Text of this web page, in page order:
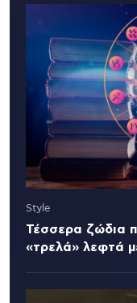
Style
Τέσσερα ζώδια
«τρελά» λεφτά